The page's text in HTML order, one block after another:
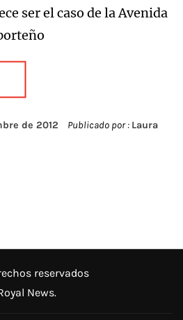
ser el caso de la Avenida
de 2012 Publicado por : Laura
reservados
News.